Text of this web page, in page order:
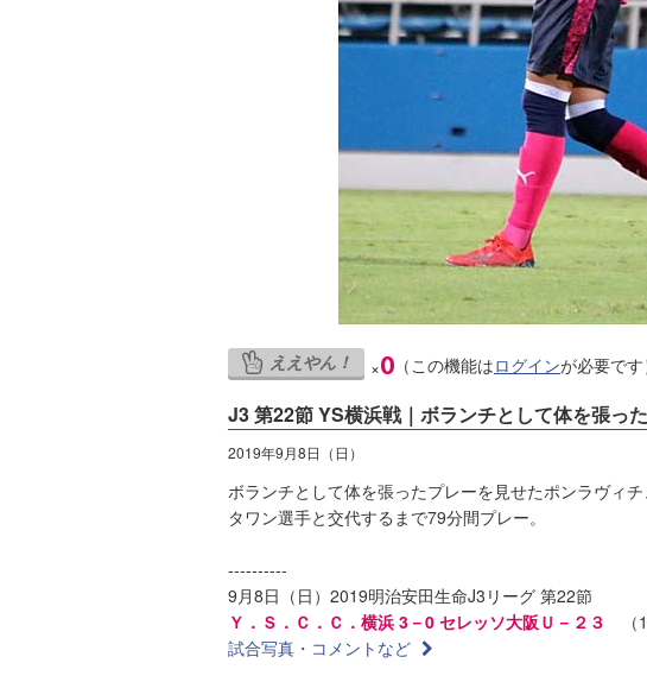
ええやん！ ×0 （この機能はログインが必要です
J3 第22節 YS横浜戦｜ボランチとして体を張っ
2019年9月8日（日）
ボランチとして体を張ったプレーを見せたポンラヴィチ
タワン選手と交代するまで79分間プレー。
----------
9月8日（日）2019明治安田生命J3リーグ 第22節
Ｙ．Ｓ．Ｃ．Ｃ．横浜 3－0 セレッソ大阪Ｕ－２３ （
試合写真・コメントなど